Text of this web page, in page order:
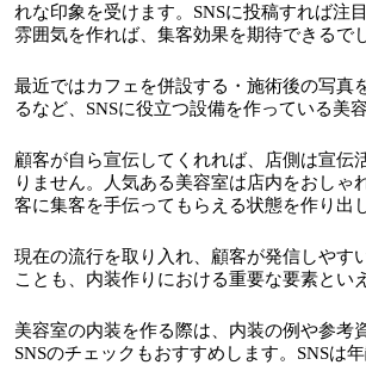
れな印象を受けます。SNSに投稿すれば注
雰囲気を作れば、集客効果を期待できるで
最近ではカフェを併設する・施術後の写真
るなど、SNSに役立つ設備を作っている美
顧客が自ら宣伝してくれれば、店側は宣伝
りません。人気ある美容室は店内をおしゃ
客に集客を手伝ってもらえる状態を作り出
現在の流行を取り入れ、顧客が発信しやす
ことも、内装作りにおける重要な要素とい
美容室の内装を作る際は、内装の例や参考
SNSのチェックもおすすめします。SNSは